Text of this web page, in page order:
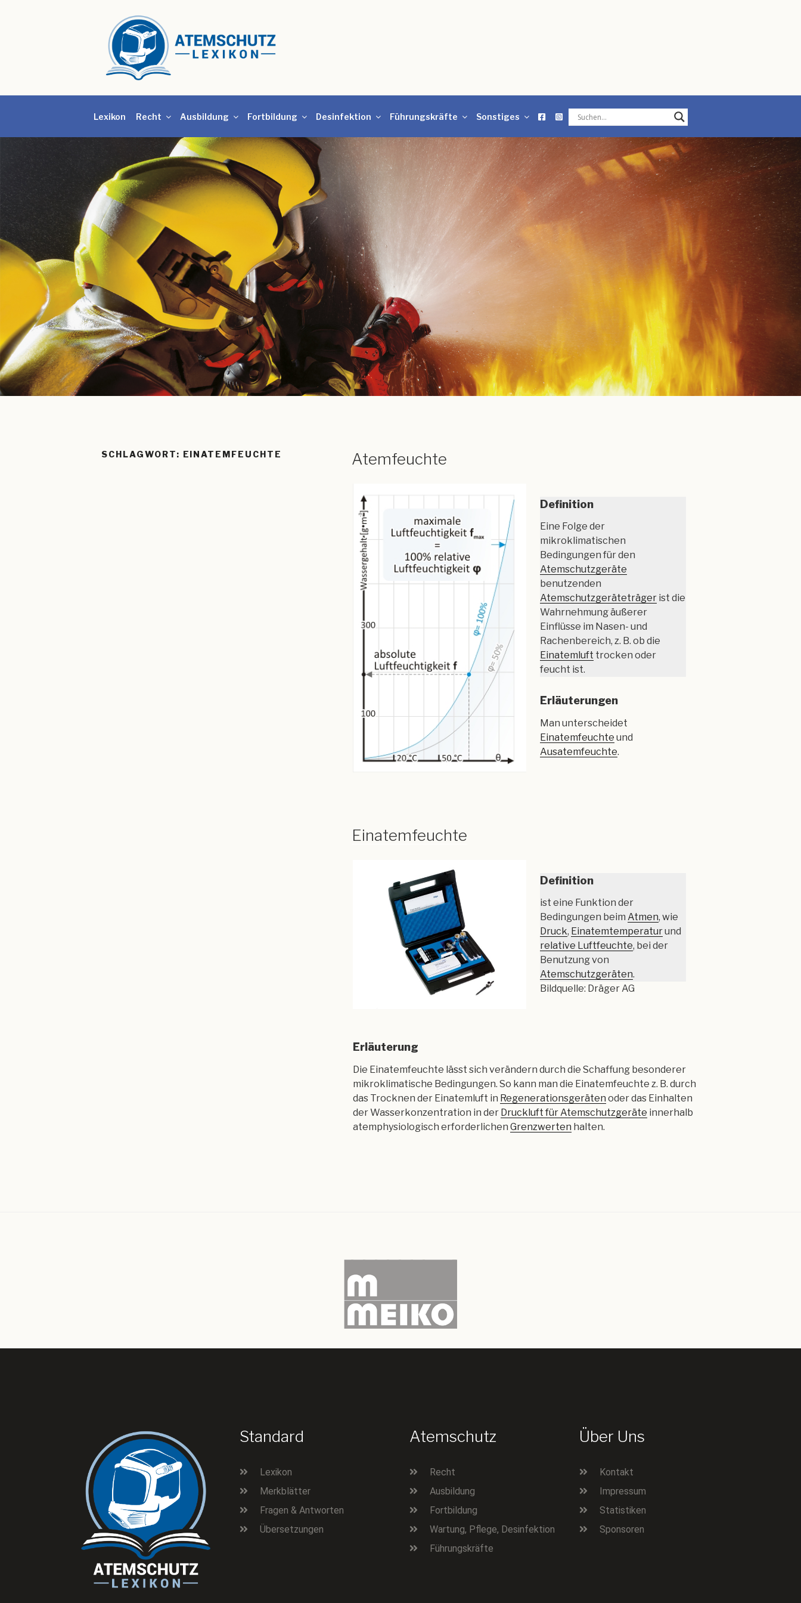
Lexikon Recht Ausbildung Fortbildung Desinfektion Führungskräfte Sonstiges
SCHLAGWORT: EINATEMFEUCHTE Atemfeuchte
Definition
Eine Folge der
mikroklimatischen
Bedingungen für den
Atemschutzgeräte
benutzenden
Atemschutzgeräteträger ist die
Wahrnehmung äußerer
Einflüsse im Nasen- und
Rachenbereich, z. B. ob die
Einatemluft trocken oder
feucht ist.
Erläuterungen
Man unterscheidet
Einatemfeuchte und
Ausatemfeuchte.
Einatemfeuchte
Definition
ist eine Funktion der
Bedingungen beimAtmen, wie
Druck, Einatemtemperaturund
relative Luftfeuchte, bei der
Benutzung von
Atemschutzgeräten.
Bildquelle: Dräger AG
Erläuterung
Die Einatemfeuchte lässt sich verändern durch die Schaffung besonderer
mikroklimatische Bedingungen. So kann man die Einatemfeuchte z. B. durch
das Trocknen der Einatemluft in Regenerationsgeräten oder das Einhalten
der Wasserkonzentration in der Druckluft für Atemschutzgeräte innerhalb
atemphysiologisch erforderlichen Grenzwerten halten.
Standard
Lexikon
Merkblätter
Fragen & Antworten
Übersetzungen
Atemschutz
Recht
Ausbildung
Fortbildung
Wartung, Pflege, Desinfektion
Führungskräfte
Über Uns
Kontakt
Impressum
Statistiken
Sponsoren